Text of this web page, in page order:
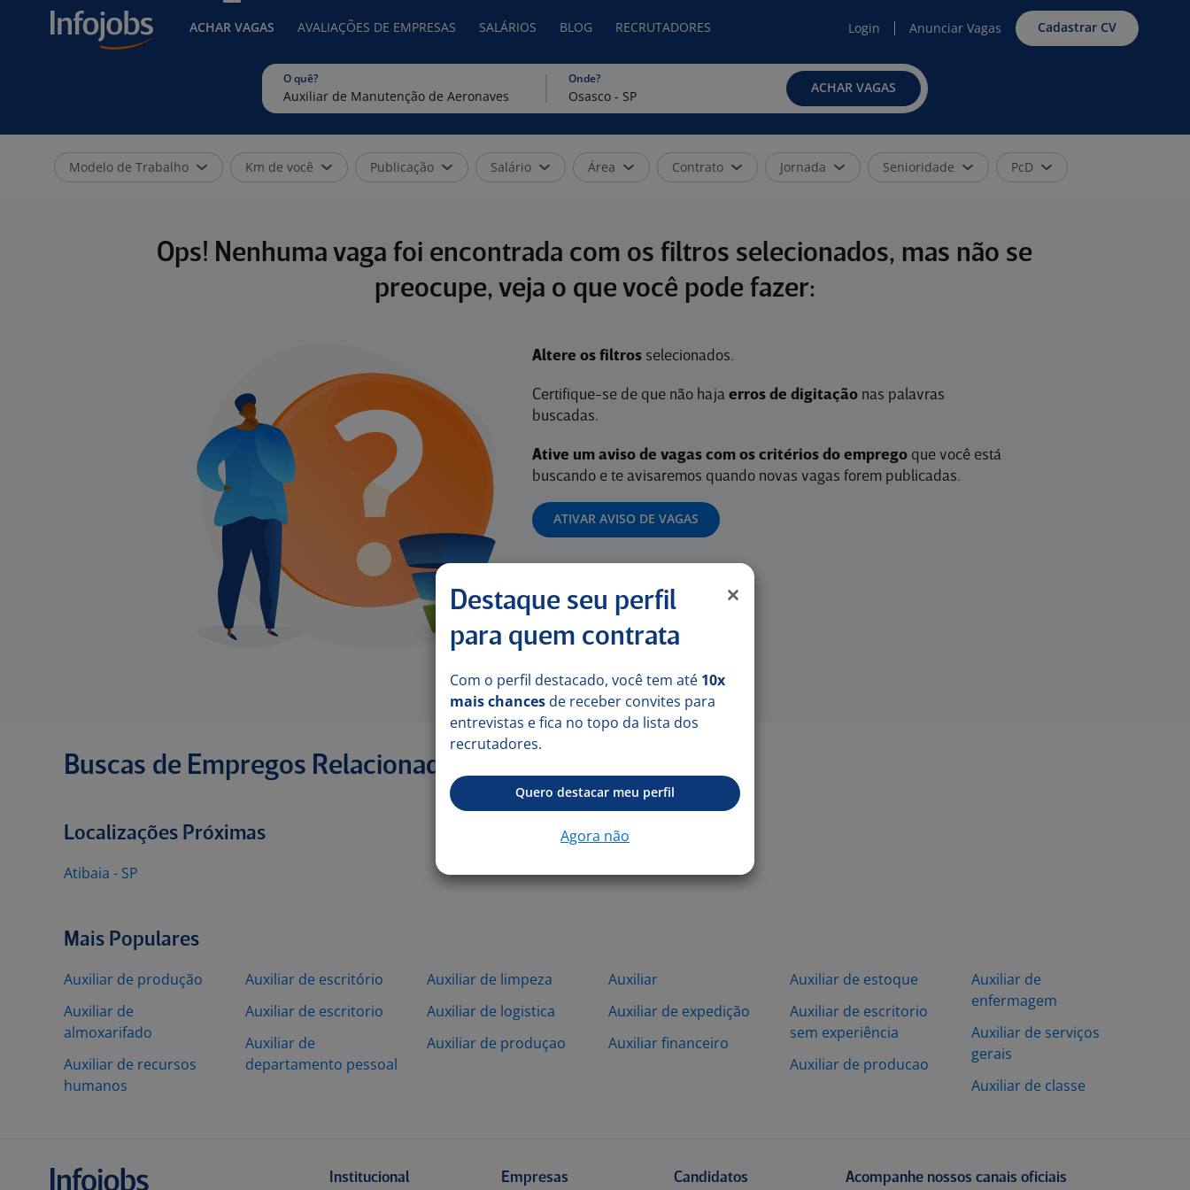
ACHAR VAGAS AVALIAÇÕES DE EMPRESAS SALÁRIOS BLOG RECRUTADORES Login Anunciar Vagas Cadastrar CV
O quê? Onde?
ACHAR VAGAS
Modelo de Trabalho Km de você Publicação Salário Área Contrato Jornada Senioridade PcD
Ops! Nenhuma vaga foi encontrada com os filtros selecionados, mas não se
preocupe, veja o que você pode fazer:
Altere os filtrosselecionados.
Certifique-se de que não haja erros de digitaçãonas palavras
buscadas.
Ative um aviso de vagas com os critérios do empregoque você está
buscando e te avisaremos quando novas vagas forem publicadas.
ATIVAR AVISO DE VAGAS
Buscas de Empregos Relacionadas
Localizações Próximas
Atibaia - SP
Mais Populares
Auxiliar de produção
Auxiliar de
almoxarifado
Auxiliar de recursos
humanos
Auxiliar de escritório
Auxiliar de escritorio
Auxiliar de
departamento pessoal
Auxiliar de limpeza
Auxiliar de logistica
Auxiliar de produçao
Auxiliar
Auxiliar de expedição
Auxiliar financeiro
Auxiliar de estoque
Auxiliar de escritorio
sem experiência
Auxiliar de producao
Auxiliar de
enfermagem
Auxiliar de serviços
gerais
Auxiliar de classe
Destaque seu perfil
para quem contrata
Com o perfil destacado, você tem até 10x
mais chances de receber convites para
entrevistas e fica no topo da lista dos
recrutadores.
Quero destacar meu perfil
Agora não
Institucional Empresas Candidatos Acompanhe nossos canais oficiais